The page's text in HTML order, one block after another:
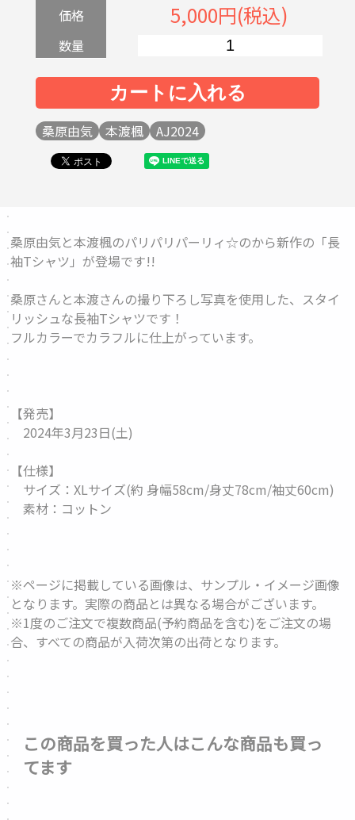
価格 5,000円(税込)
数量
桑原由気 本渡楓 AJ2024
桑原由気と本渡楓のパリパリパーリィ☆のから新作の「長
袖Tシャツ」が登場です!!
桑原さんと本渡さんの撮り下ろし写真を使用した、スタイ
リッシュな長袖Tシャツです！
フルカラーでカラフルに仕上がっています。
【発売】
2024年3月23日(土)
【仕様】
サイズ：XLサイズ(約 身幅58cm/身丈78cm/袖丈60cm)
素材：コットン
※ページに掲載している画像は、サンプル・イメージ画像
となります。実際の商品とは異なる場合がございます。
※1度のご注文で複数商品(予約商品を含む)をご注文の場
合、すべての商品が入荷次第の出荷となります。
この商品を買った人はこんな商品も買っ
てます